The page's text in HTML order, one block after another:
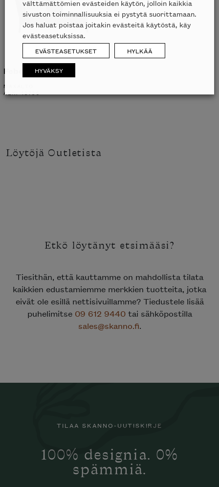
Febo divaani
MAXALTO
ALK.4373€
Löytöjä Outletista
Etkö löytänyt etsimääsi?
Tiesithän, että kauttamme on mahdollista tilata
kaikkien edustamiemme merkkien tuotteita, jotka
eivät ole esillä nettisivuillamme? Tiedustele lisää
puhelimitse 09 612 9440tai sähköpostilla
sales@skanno.fi.
TILAA SKANNO-UUTISKIRJE
100% designia. 0%
spämmiä.
välttämättömien evästeiden käytön, jolloin kaikkia
sivuston toiminnallisuuksia ei pystytä suorittamaan.
Jos haluat poistaa joitakin evästeitä käytöstä, käy
evästeasetuksissa.
EVÄSTEASETUKSET HYLKÄÄ
HYVÄKSY